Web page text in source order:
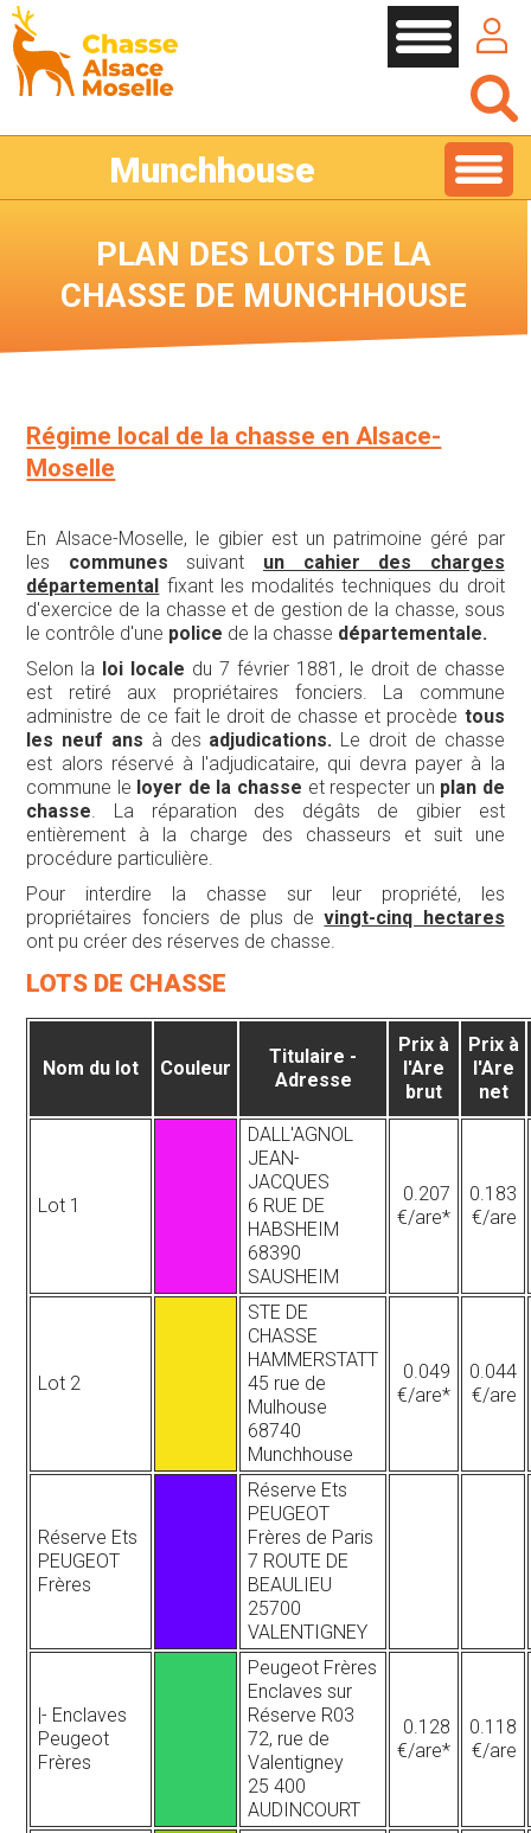
Munchhouse
PLAN DES LOTS DE LA
CHASSE DE MUNCHHOUSE
Régime local de la chasse en Alsace-
Moselle
En Alsace-Moselle, le gibier est un patrimoine géré par
les communes suivant un cahier des charges
départemental fixant les modalités techniques du droit
d'exercice de la chasse et de gestion de la chasse, sous
le contrôle d'une police de la chasse départementale.
Selon la loi locale du 7 février 1881, le droit de chasse
est retiré aux propriétaires fonciers. La commune
administre de ce fait le droit de chasse et procède tous
les neuf ans à des adjudications. Le droit de chasse
est alors réservé à l'adjudicataire, qui devra payer à la
commune le loyer de la chasse et respecter un plan de
chasse . La réparation des dégâts de gibier est
entièrement à la charge des chasseurs et suit une
procédure particulière.
Pour interdire la chasse sur leur propriété, les
propriétaires fonciers de plus devingt-cinq hectares
ont pu créer des réserves de chasse.
LOTS DE CHASSE
Nom du lot Couleur
Titulaire -
Adresse
Prix à
l'Are
brut
Prix à
l'Are
net
Lot 1
DALL'AGNOL
JEAN-
JACQUES
6 RUE DE
HABSHEIM
68390
SAUSHEIM
0.207
€/are*
0.183
€/are
Lot 2
STE DE
CHASSE
HAMMERSTATT
45 rue de
Mulhouse
68740
Munchhouse
0.049
€/are*
0.044
€/are
Réserve Ets
PEUGEOT
Frères
Réserve Ets
PEUGEOT
Frères de Paris
7 ROUTE DE
BEAULIEU
25700
VALENTIGNEY
|- Enclaves
Peugeot
Frères
Peugeot Frères
Enclaves sur
Réserve R03
72, rue de
Valentigney
25 400
AUDINCOURT
0.128
€/are*
0.118
€/are
Cookies management panel